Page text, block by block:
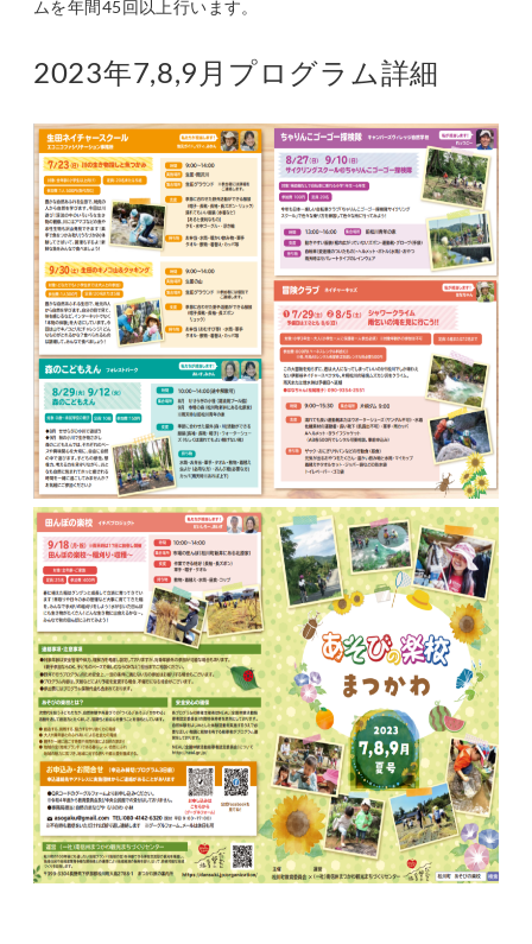
ムを年間45回以上行います。
2023年7,8,9月プログラム詳細